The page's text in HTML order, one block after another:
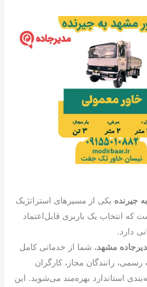
جیرنده یکی از مسیرهای استراتژیک
انتخاب یک باربری قابل‌اعتماد
دارد.
مشهد، شما از خدماتی کامل
رسمی، رانندگان مجاز، کارگران
استاندارد بهره‌مند می‌شوید. این